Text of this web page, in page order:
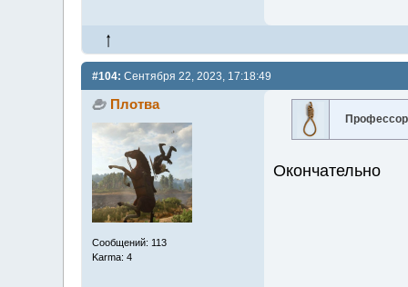
#104: Сентября 22, 2023, 17:18:49
Плотва
Сообщений: 113
Karma: 4
Окончательно